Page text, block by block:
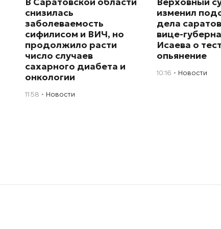
снизилась
заболеваемость
сифилисом и ВИЧ, но
продолжило расти
число случаев
сахарного диабета и
онкологии
11:58 Новости
изменил
дела
вице-
Исаева о
опьянение
10:16 Новости